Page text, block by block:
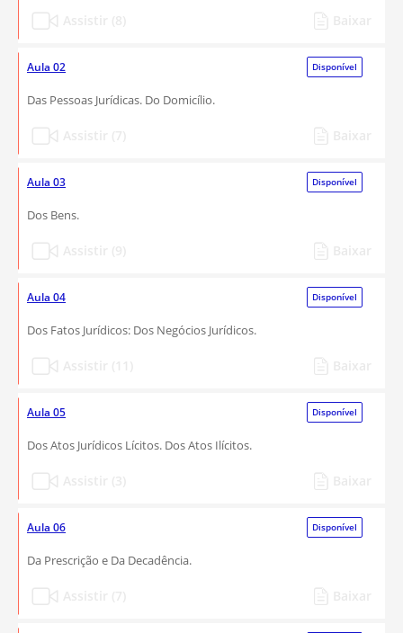
Aula 02 Disponível
Das Pessoas Jurídicas. Do Domicílio.
Aula 03 Disponível
Dos Bens.
Aula 04 Disponível
Dos Fatos Jurídicos: Dos Negócios Jurídicos.
Aula 05 Disponível
Dos Atos Jurídicos Lícitos. Dos Atos Ilícitos.
Aula 06 Disponível
Da Prescrição e Da Decadência.